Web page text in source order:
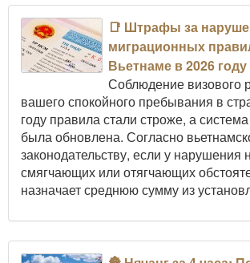
📑 Штрафы за
миграционных
Вьетнаме в 2026 году
Соблюдение визового
вашего спокойного пребывания в
году правила стали строже, а
была обновлена. Согласно
законодательству, если у нарушения
смягчающих или отягчающих
назначает среднюю сумму из